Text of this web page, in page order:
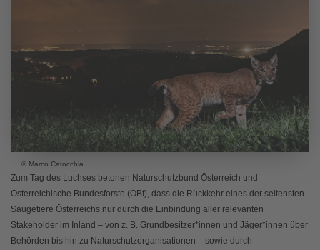
© Marco Catocchia
Zum Tag des Luchses betonen Naturschutzbund Österreich und
Österreichische Bundesforste (ÖBf), dass die Rückkehr eines der seltensten
Säugetiere Österreichs nur durch die Einbindung aller relevanten
Stakeholder im Inland – von z. B. Grundbesitzer*innen und Jäger*innen über
Behörden bis hin zu Naturschutzorganisationen – sowie durch